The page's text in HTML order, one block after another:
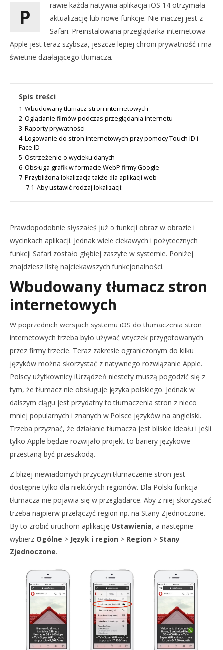
IOS 14: NOWOŚCI W APLIKACJI SAFARI, KTÓRE
UPRZYJEMNIĄ SURFOWANIE PO SIECI
30
października
2020
MichalSiemion
P
rawie każda natywna aplikacja iOS 14 otrzymała
aktualizację lub nowe funkcje. Nie inaczej jest z
Safari. Preinstalowana przeglądarka internetowa
Apple jest teraz szybsza, jeszcze lepiej chroni prywatność i ma
świetnie działającego tłumacza.
Spis treści
1 Wbudowany tłumacz stron internetowych
2 Oglądanie filmów podczas przeglądania internetu
3 Raporty prywatności
4 Logowanie do stron internetowych przy pomocy Touch ID i
Face ID
5 Ostrzeżenie o wycieku danych
6 Obsługa grafik w formacie WebP firmy Google
7 Przybliżona lokalizacja także dla aplikacji web
7.1 Aby ustawić rodzaj lokalizacji:
Prawdopodobnie słyszałeś już o funkcji obraz w obrazie i
wycinkach aplikacji. Jednak wiele ciekawych i pożytecznych
funkcji Safari zostało głębiej zaszyte w systemie. Poniżej
znajdziesz listę najciekawszych funkcjonalności.
Wbudowany tłumacz stron
internetowych
W poprzednich wersjach systemu iOS do tłumaczenia stron
internetowych trzeba było używać wtyczek przygotowanych
przez firmy trzecie. Teraz zakresie ograniczonym do kilku
języków można skorzystać z natywnego rozwiązanie Apple.
Polscy użytkownicy iUrządzeń niestety muszą pogodzić się z
tym, że tłumacz nie obsługuje języka polskiego. Jednak w
dalszym ciągu jest przydatny to tłumaczenia stron z nieco
mniej popularnych i znanych w Polsce języków na angielski.
Trzeba przyznać, że działanie tłumacza jest bliskie ideału i jeśli
tylko Apple będzie rozwijało projekt to bariery językowe
przestaną być przeszkodą.
Z bliżej niewiadomych przyczyn tłumaczenie stron jest
dostępne tylko dla niektórych regionów. Dla Polski funkcja
tłumacza nie pojawia się w przeglądarce. Aby z niej skorzystać
trzeba najpierw przełączyć region np. na Stany Zjednoczone.
By to zrobić uruchom aplikację Ustawienia, a następnie
wybierz Ogólne > Język i region > Region > Stany
Zjednoczone.